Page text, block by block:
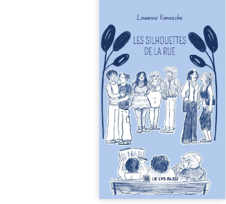
donne la parole à six
personnages ordinaires,
traversés par des pensées,
des émotions et des silences
qui pourraient appartenir à
chacun de nous. À travers
leurs parcours, ce roman
invite à porter un regard
différent sur celles et ceux
qui nous entourent, à deviner
ce qui se cache derrière les
apparences et à s’ouvrir au
fourmillement sensible de
notre ...